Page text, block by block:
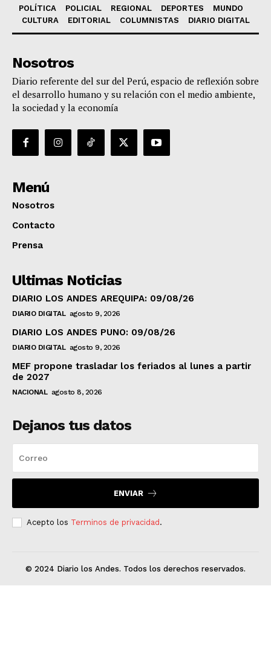
POLÍTICA POLICIAL REGIONAL DEPORTES
MUNDO
CULTURA
EDITORIAL COLUMNISTAS DIARIO DIGITAL
Nosotros
Diario referente del sur del Perú, espacio de reflexión sobre
el desarrollo humano y su relación con el medio ambiente,
la sociedad y la economía
Menú
Nosotros
Contacto
Prensa
Ultimas Noticias
DIARIO LOS ANDES AREQUIPA: 09/08/26
DIARIO DIGITAL agosto 9, 2026
DIARIO LOS ANDES PUNO: 09/08/26
DIARIO DIGITAL agosto 9, 2026
MEF propone trasladar los feriados al lunes a partir
de 2027
NACIONAL agosto 8, 2026
Dejanos tus datos
ENVIAR
Acepto los Terminos de privacidad .
© 2024 Diario los Andes. Todos los derechos reservados.